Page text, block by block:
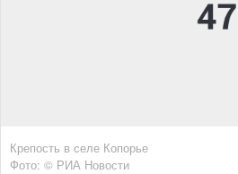
Крепость в селе Копорье
Фото: © РИА Новости